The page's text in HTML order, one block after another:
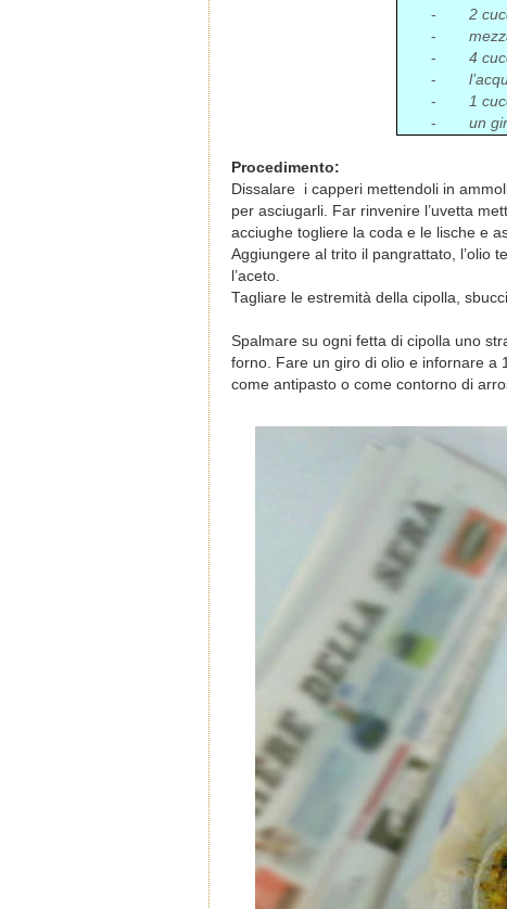
-
2
-
-
4
-
-
1
-
un
Procedimento:
Dissalare i capperi mettendoli in
per asciugarli. Far rinvenire l’uvetta
acciughe togliere la coda e le lische e
Aggiungere al trito il pangrattato, l’olio
l’aceto.
Tagliare le estremità della cipolla,
Spalmare su ogni fetta di cipolla uno
forno. Fare un giro di olio e infornare a
come antipasto o come contorno di